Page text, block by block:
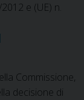
e (UE) n.
Commissione,
decisione di